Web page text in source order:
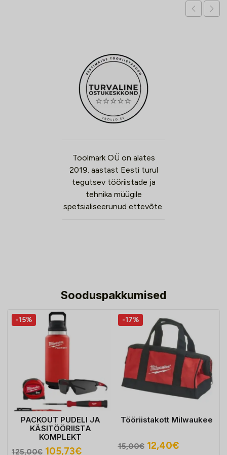
Toolmark OÜ on alates
2019. aastast Eesti turul
tegutsev tööriistade ja
tehnika müügile
spetsialiseerunud ettevõte.
Sooduspakkumised
-15%
PACKOUT PUDELI JA
KÄSITÖÖRIISTA
KOMPLEKT
125,00€ Algne
105,73€Praegune
-17%
Tööriistakott Milwaukee
15,00€ Algne
12,40€Praegune